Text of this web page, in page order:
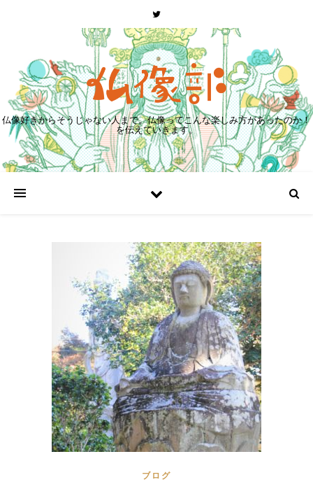
仏像好きからそうじゃない人まで。仏像ってこんな楽しみ方があったのか！
を伝えていきます。
ブログ